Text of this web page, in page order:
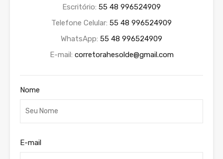
Escritório: 55 48 996524909
Telefone Celular: 55 48 996524909
WhatsApp: 55 48 996524909
E-mail: corretorahesolde@gmail.com
Nome
E-mail